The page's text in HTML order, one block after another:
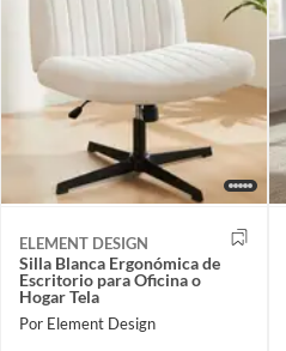
ELEMENT DESIGN
Silla Blanca Ergonómica de
Escritorio para Oficina o
Hogar Tela
Por Element Design